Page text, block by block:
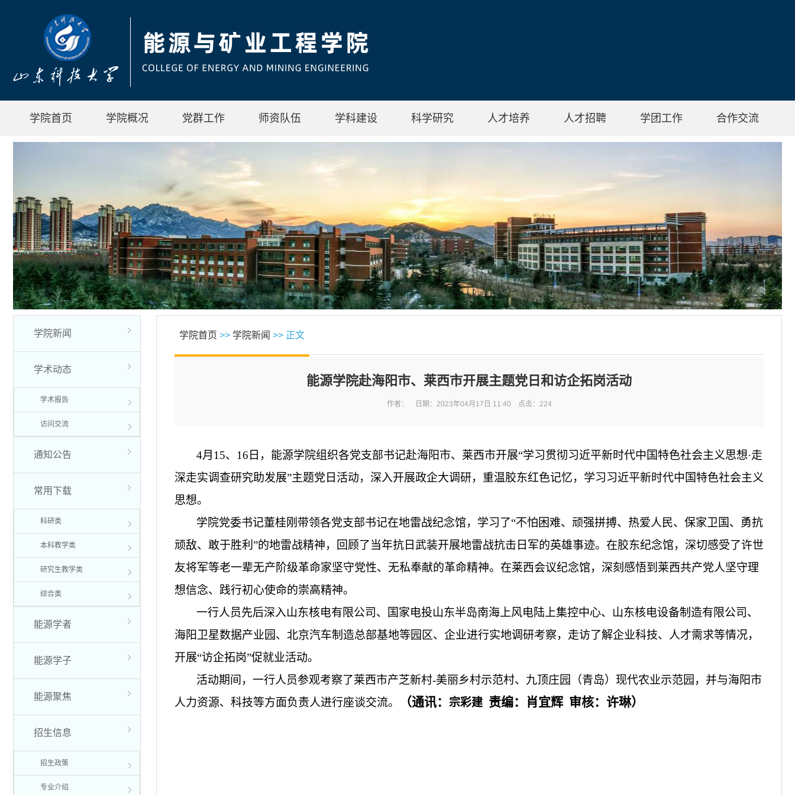
学院首页 学院概况 党群工作 师资队伍 学科建设 科学研究 人才培养 人才招聘 学团工作 合作交流
学院新闻
学术动态
学术报告
访问交流
通知公告
常用下载
科研类
本科教学类
研究生教学类
综合类
能源学者
能源学子
能源聚焦
招生信息
招生政策
专业介绍
学院首页 >> 学院新闻 >> 正文
能源学院赴海阳市、莱西市开展主题党日和访企拓岗活动
作者： 日期：2023年04月17日 11:40 点击： 224
4月15、16日，能源学院组织各党支部书记赴海阳市、莱西市开展“学习贯彻习近平新时代中国特色社会主义思想·走
深走实调查研究助发展”主题党日活动，深入开展政企大调研，重温胶东红色记忆，学习习近平新时代中国特色社会主义
思想。
学院党委书记董桂刚带领各党支部书记在地雷战纪念馆，学习了“不怕困难、顽强拼搏、热爱人民、保家卫国、勇抗
顽敌、敢于胜利”的地雷战精神，回顾了当年抗日武装开展地雷战抗击日军的英雄事迹。在胶东纪念馆，深切感受了许世
友将军等老一辈无产阶级革命家坚守党性、无私奉献的革命精神。在莱西会议纪念馆，深刻感悟到莱西共产党人坚守理
想信念、践行初心使命的崇高精神。
一行人员先后深入山东核电有限公司、国家电投山东半岛南海上风电陆上集控中心、山东核电设备制造有限公司、
海阳卫星数据产业园、北京汽车制造总部基地等园区、企业进行实地调研考察，走访了解企业科技、人才需求等情况，
开展“访企拓岗”促就业活动。
活动期间，一行人员参观考察了莱西市产芝新村-美丽乡村示范村、九顶庄园（青岛）现代农业示范园，并与海阳市
人力资源、科技等方面负责人进行座谈交流。
（通讯： 宗彩建 责编：肖宜辉 审核：许琳）